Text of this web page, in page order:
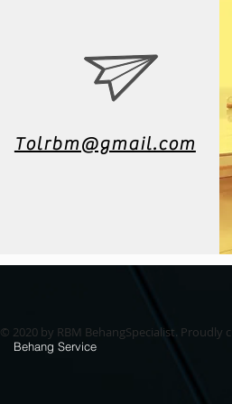
Tolrbm@gmail.com
© 2020 by RBM BehangSpecialist. Proudly
Behang Service